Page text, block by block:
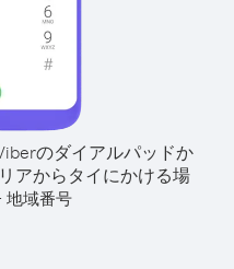
のダイアルパッドか
アからタイにかける場
地域番号